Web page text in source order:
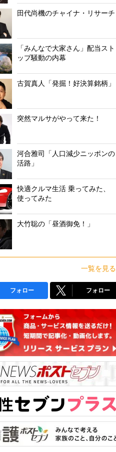
田代尚機のチャイナ・リサーチ
「みんなで大家さん」配当スト
ップ騒動の内幕
古賀真人「発掘！好決算銘柄」
突然マルサがやって来た！
河合雅司「人口減少ニッポンの
活路」
快適クルマ生活 乗ってみた、
使ってみた
大竹聡の「昼酒御免！」
一覧を見る
フォロー フォロー